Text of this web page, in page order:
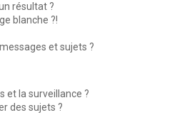
résultat ?
blanche ?!
et sujets ?
et la surveillance ?
des sujets ?